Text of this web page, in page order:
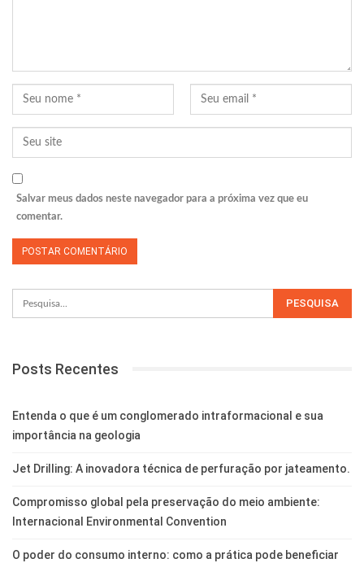
Salvar meus dados neste navegador para a próxima vez que eu
comentar.
Posts Recentes
Entenda o que é um conglomerado intraformacional e sua
importância na geologia
Jet Drilling: A inovadora técnica de perfuração por jateamento.
Compromisso global pela preservação do meio ambiente:
Internacional Environmental Convention
O poder do consumo interno: como a prática pode beneficiar